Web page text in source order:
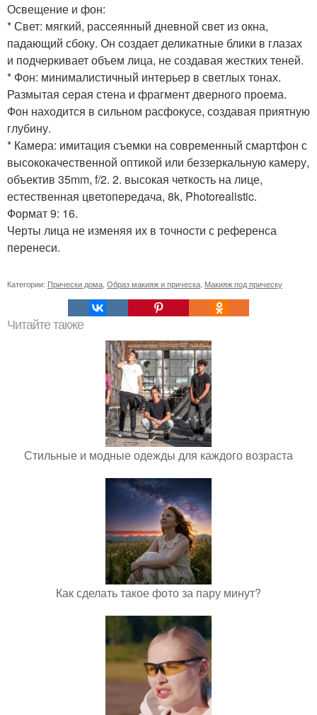
Освещение и фон:
* Свет: мягкий, рассеянный дневной свет из окна,
падающий сбоку. Он создает деликатные блики в глазах
и подчеркивает объем лица, не создавая жестких теней.
* Фон: минималистичный интерьер в светлых тонах.
Размытая серая стена и фрагмент дверного проема.
Фон находится в сильном расфокусе, создавая приятную
глубину.
* Камера: имитация съемки на современный смартфон с
высококачественной оптикой или беззеркальную камеру,
объектив 35mm, f/2. 2. высокая четкость на лице,
естественная цветопередача, 8k, Photorealistic.
Формат 9: 16.
Черты лица не изменяя их в точности с референса
перенеси.
Категории: Прически дома Образ макияж и прическа Макияж под прическу
Читайте также
Стильные и модные одежды для каждого возраста
Как сделать такое фото за пару минут?